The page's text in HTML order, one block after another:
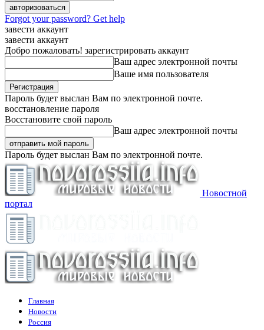
Forgot your password? Get help
завести аккаунт
завести аккаунт
Добро пожаловать! зарегистрировать аккаунт
Ваш адрес электронной почты
Ваше имя пользователя
Пароль будет выслан Вам по электронной почте.
восстановление пароля
Восстановите свой пароль
Ваш адрес электронной почты
Пароль будет выслан Вам по электронной почте.
Новостной
портал
Главная
Новости
Россия